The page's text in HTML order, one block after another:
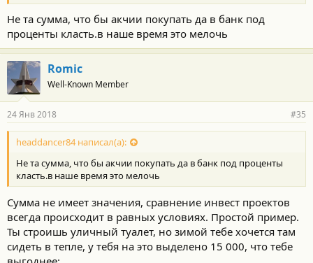
парадоксально, деньги сегодня и деньги через год "стоят"
совсем по разному (в зависимости от принятого или
рассчитанного на статистике коэффициента дисконтирования).
Может сложится такая ситуация, что выгоднее инвестировать в
другой проект (купить акции, вложить в банк, пустить в
производство или закупку товара для перепродажи, или ещё
куда), а на полученную прибыль (доход) оплачивать разницу в
затратах между газом и бензином.
То, что предлагают интернет калькуляторы по экономии газа
называется простой срок окупаемости и не более того.
Не та сумма, что бы акчии покупать да в банк под
проценты класть.в наше время это мелочь
Romic
Well-Known Member
24 Янв 2018 #35
headdancer84 написал(а):
Не та сумма, что бы акчии покупать да в банк под проценты
класть.в наше время это мелочь
Сумма не имеет значения, сравнение инвест проектов
всегда происходит в равных условиях. Простой пример.
Ты строишь уличный туалет, но зимой тебе хочется там
сидеть в тепле, у тебя на это выделено 15 000, что тебе